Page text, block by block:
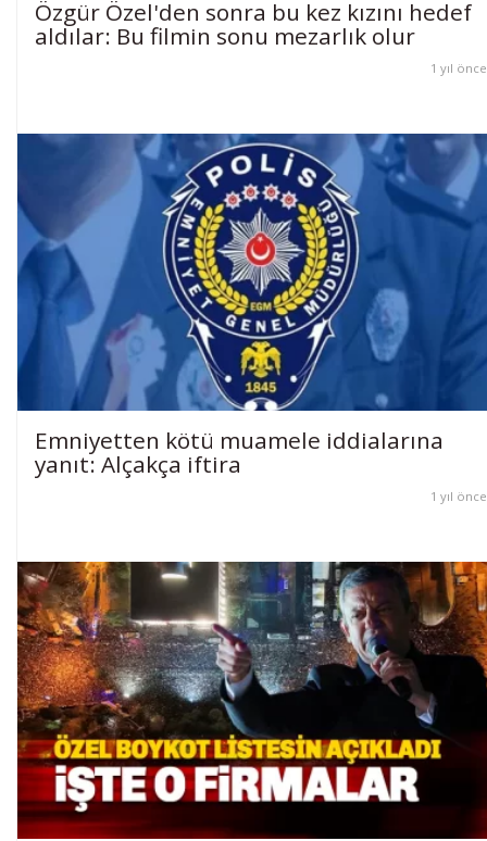
Özgür Özel'den sonra bu kez kızını hedef
aldılar: Bu filmin sonu mezarlık olur
1 yıl önce
Emniyetten kötü muamele iddialarına
yanıt: Alçakça iftira
1 yıl önce